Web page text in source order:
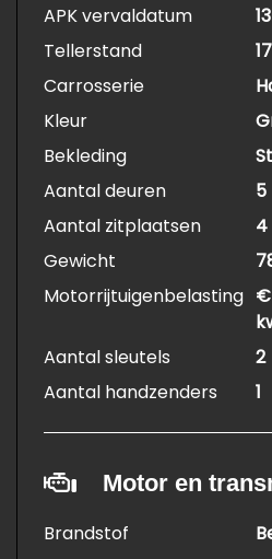
APK vervaldatum
Tellerstand
Carrosserie
Kleur
Bekleding
Aantal deuren
5
Aantal zitplaatsen
4
Gewicht
Motorrijtuigenbelasting
Aantal sleutels
2
Aantal handzenders
1
Motor en
Brandstof